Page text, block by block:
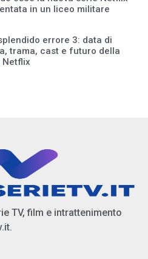
in un liceo militare
errore 3: data di
trama, cast e futuro della
Netflix
TV, film e intrattenimento